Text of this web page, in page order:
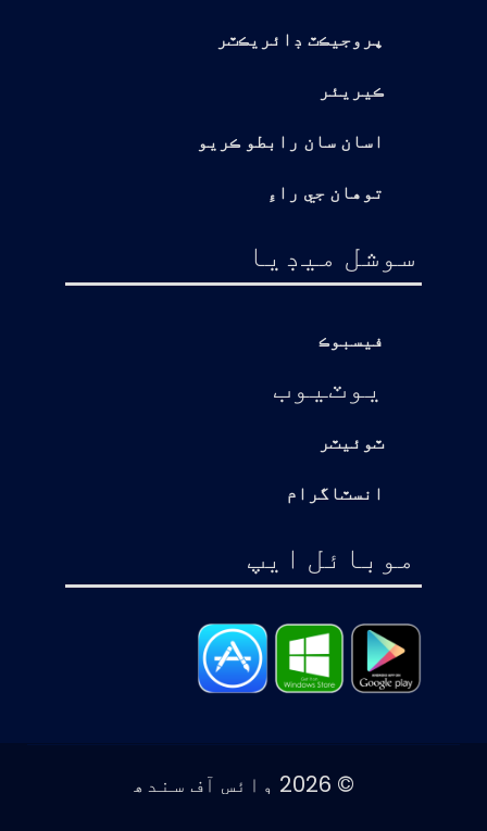
پروجيڪٽ ڊائريڪٽر
ڪيريئر
اسان سان رابطو ڪريو
توهان جي راءِ
سوشل ميڊيا
فيسبوڪ
يوٽيوب
ٽوئيٽر
انسٽاگرام
موبائل ايپ
© 2026 وائس آف سندھ